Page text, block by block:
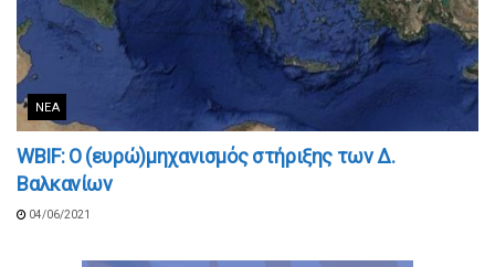
ΝΈΑ
WBIF: Ο (ευρώ)μηχανισμός στήριξης των Δ.
Βαλκανίων
04/06/2021